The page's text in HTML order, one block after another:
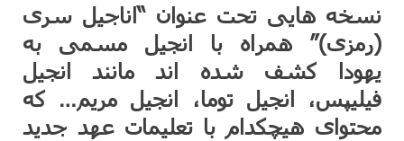
نسخه هایی تحت عنوان “اناجیل سری
(رمزی)” همراه با انجیل مسمی به
یهودا کشف شده اند مانند انجیل
فیلیپس، انجیل توما، انجیل مریم… که
محتوای هیچکدام با تعلیمات عهد جدید